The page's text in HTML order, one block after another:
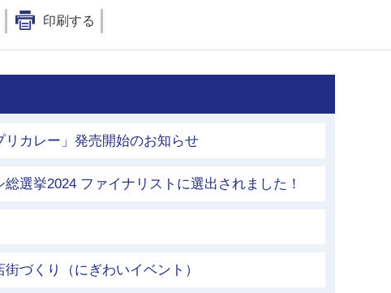
印刷する
リカレー」発売開始のお知らせ
選挙2024 ファイナリストに選出されました！
づくり（にぎわいイベント）